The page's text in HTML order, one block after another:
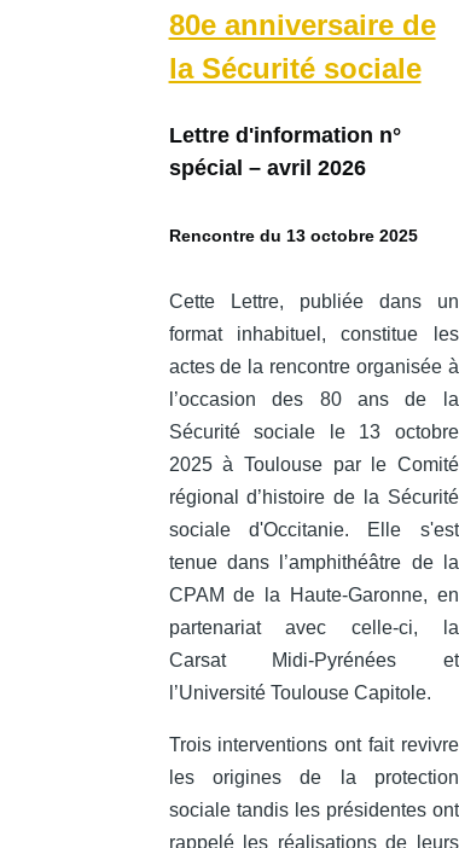
80e anniversaire de
la Sécurité sociale
Lettre d'information n°
spécial – avril 2026
Rencontre du 13 octobre 2025
Cette Lettre, publiée dans un
format inhabituel, constitue les
actes de la rencontre organisée à
l’occasion des 80 ans de la
Sécurité sociale le 13 octobre
2025 à Toulouse par le Comité
régional d’histoire de la Sécurité
sociale d'Occitanie. Elle s'est
tenue dans l’amphithéâtre de la
CPAM de la Haute-Garonne, en
partenariat avec celle‑ci, la
Carsat Midi‑Pyrénées et
l’Université Toulouse Capitole.
Trois interventions ont fait revivre
les origines de la protection
sociale tandis les présidentes ont
rappelé les réalisations de leurs